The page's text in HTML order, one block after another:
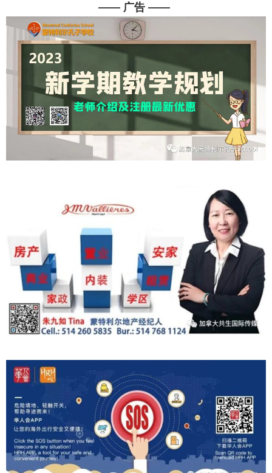
—— 广告 ——